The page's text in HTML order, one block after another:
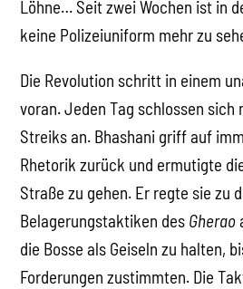
Löhne… Seit zwei Wochen ist in
keine Polizeiuniform mehr zu
Die Revolution schritt in einem
voran. Jeden Tag schlossen sich
Streiks an. Bhashani griff auf
Rhetorik zurück und ermutigte
Straße zu gehen. Er regte sie zu
Belagerungstaktiken des Gherao
die Bosse als Geiseln zu halten,
Forderungen zustimmten. Die